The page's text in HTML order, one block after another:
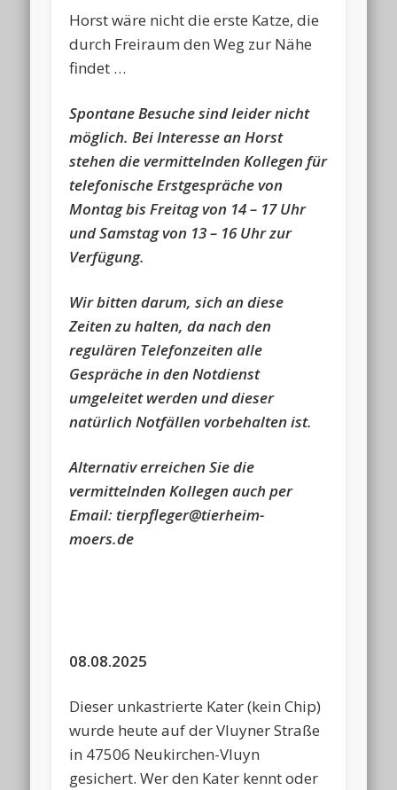
Horst wäre nicht die erste Katze, die
durch Freiraum den Weg zur Nähe
findet …
Spontane Besuche sind leider nicht
möglich. Bei Interesse an Horst
stehen die vermittelnden Kollegen für
telefonische Erstgespräche von
Montag bis Freitag von 14 – 17 Uhr
und Samstag von 13 – 16 Uhr zur
Verfügung.
Wir bitten darum, sich an diese
Zeiten zu halten, da nach den
regulären Telefonzeiten alle
Gespräche in den Notdienst
umgeleitet werden und dieser
natürlich Notfällen vorbehalten ist.
Alternativ erreichen Sie die
vermittelnden Kollegen auch per
Email: tierpfleger@tierheim-
moers.de
08.08.2025
Dieser unkastrierte Kater (kein Chip)
wurde heute auf der Vluyner Straße
in 47506 Neukirchen-Vluyn
gesichert. Wer den Kater kennt oder